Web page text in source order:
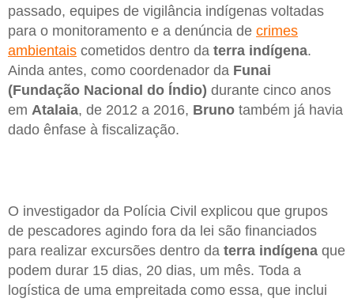
passado, equipes de vigilância indígenas voltadas
para o monitoramento e a denúncia de crimes
ambientais cometidos dentro da terra indígena.
Ainda antes, como coordenador da Funai
(Fundação Nacional do Índio) durante cinco anos
em Atalaia, de 2012 a 2016, Bruno também já havia
dado ênfase à fiscalização.
O investigador da Polícia Civil explicou que grupos
de pescadores agindo fora da lei são financiados
para realizar excursões dentro da terra indígena que
podem durar 15 dias, 20 dias, um mês. Toda a
logística de uma empreitada como essa, que inclui